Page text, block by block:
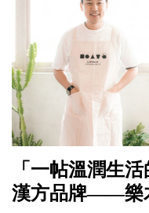
「一帖溫潤生
漢方品牌——樂